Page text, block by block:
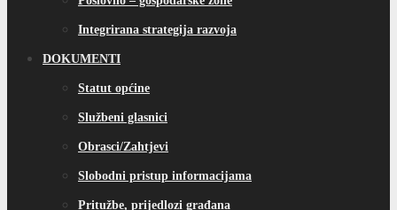
Integrirana strategija razvoja
DOKUMENTI
Statut općine
Službeni glasnici
Obrasci/Zahtjevi
Slobodni pristup informacijama
Pritužbe, prijedlozi građana